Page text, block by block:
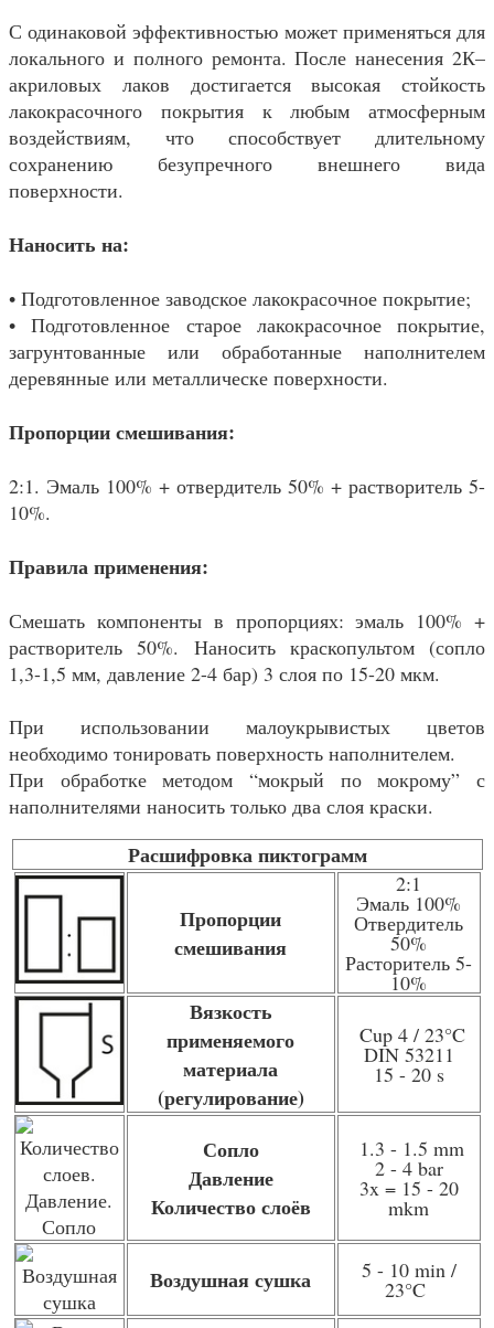
С одинаковой эффективностью может применяться для
локального и полного ремонта. После нанесения 2К–
акриловых лаков достигается высокая стойкость
лакокрасочного покрытия к любым атмосферным
воздействиям, что способствует длительному
сохранению безупречного внешнего вида
поверхности.
Наносить на:
• Подготовленное заводское лакокрасочное покрытие;
• Подготовленное старое лакокрасочное покрытие,
загрунтованные или обработанные наполнителем
деревянные или металлическе поверхности.
Пропорции смешивания:
2:1. Эмаль 100% + отвердитель 50% + растворитель 5-
10%.
Правила применения:
Смешать компоненты в пропорциях: эмаль 100% +
растворитель 50%. Наносить краскопультом (сопло
1,3-1,5 мм, давление 2-4 бар) 3 слоя по 15-20 мкм.
При использовании малоукрывистых цветов
необходимо тонировать поверхность наполнителем.
При обработке методом “мокрый по мокрому” с
наполнителями наносить только два слоя краски.
Расшифровка пиктограмм
Пропорции
смешивания
2:1
Эмаль 100%
Отвердитель
50%
Расторитель 5-
10%
Вязкость
применяемого
материала
(регулирование)
Cup 4 / 23°C
DIN 53211
15 - 20 s
Сопло
Давление
Количество слоёв
1.3 - 1.5 mm
2 - 4 bar
3x = 15 - 20
mkm
Воздушная сушка 5 - 10 min /
23°C